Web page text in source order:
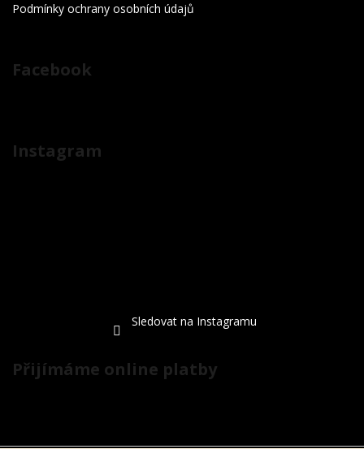
Podmínky ochrany osobních údajů
Facebook
Instagram
Sledovat na Instagramu
Přijímáme online platby